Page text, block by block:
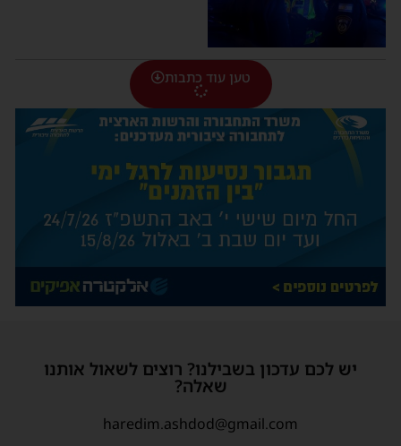
טען עוד כתבות
יש לכם עדכון בשבילנו? רוצים לשאול אותנו
שאלה?
haredim.ashdod@gmail.com